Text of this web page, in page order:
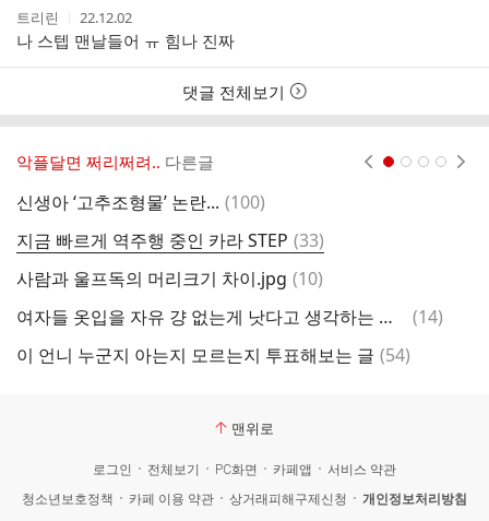
작
성
자
트리린
작
성
시
간
22.12.02
나 스텝 맨날들어 ㅠ 힘나 진짜
댓글 전체보기
악플달면 쩌리쩌려.. 다른글
신생아 ‘고추조형물’ 논란... 댓
(100)
지금 빠르게 역주행 중인 카라 STEP 댓
글
(33)
사람과 울프독의 머리크기 차이.jpg 댓
(10)
여자들 옷입을 자유 걍 없는게 낫다고 생각하는 생각하는 달글
댓
(14)
이 언니 누군지 아는지 모르는지 투표해보는 글 댓
(54)
맨위로
로그인 전체보기 PC화면 카페앱
서비스 약관
청소년보호정책
카페 이용 약관 상거래피해구제신청 개인정보처리방침